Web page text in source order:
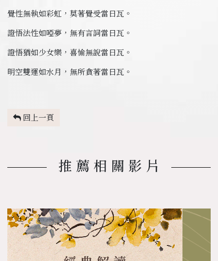
覺性無執如彩虹，莫著覺受當日瓦。
證悟法性如啞夢，無有言詞當日瓦。
證悟猶如少女樂，喜愉無說當日瓦。
明空雙運如水月，無所貪著當日瓦。
回上一頁
推薦相關影片